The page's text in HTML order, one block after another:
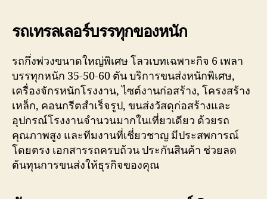
รถเทรลเลอร์บรรทุกของหนัก
รถกึ่งพ่วงขนาดใหญ่พิเศษ โลวเบทเฉพาะกิจ 6 เพลา
บรรทุกหนัก 35-50-60 ตัน บริการขนส่งหนักพิเศษ,
เครื่องจักรหนักโรงงาน, ไซต์งานก่อสร้าง, โครงสร้าง
เหล็ก, คอนกรีตสำเร็จรูป, ขนส่งวัสดุก่อสร้างและ
อุปกรณ์โรงงานจำนวนมากในเที่ยวเดียว ด้วยรถ
คุณภาพสูง และทีมงานที่เชี่ยวชาญ มีประสพการณ์
โดยตรง เอกสารรถครบถ้วน ประกันสินค้า ช่วยลด
ต้นทุนการขนส่งให้ธุรกิจของคุณ